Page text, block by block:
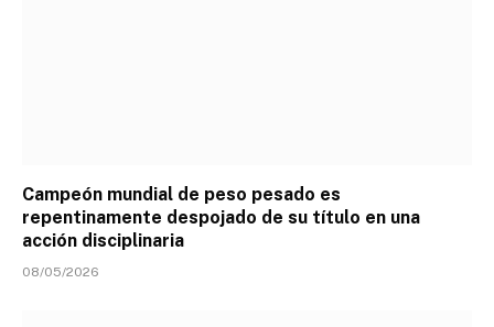
Campeón mundial de peso pesado es
repentinamente despojado de su título en una
acción disciplinaria
08/05/2026